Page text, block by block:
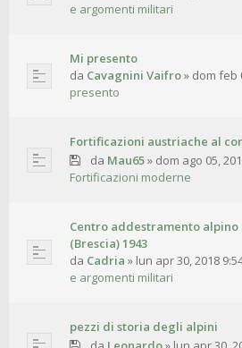
e argomenti militari
Mi presento
da Cavagnini Vaifro» dom feb
presento
Fortificazioni austriache al
da Mau65» dom ago 05,
Fortificazioni moderne
Centro addestramento alpino
(Brescia) 1943
da Cadria » lun apr 30, 2018
e argomenti militari
pezzi di storia degli alpini